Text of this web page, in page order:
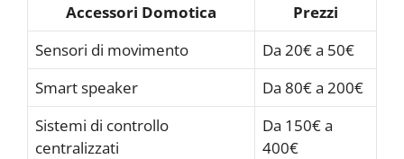
Accessori Domotica
Prezzi
Sensori di movimento
Da 20€ a 50€
Smart speaker
Da 80€ a 200€
Sistemi di controllo
centralizzati
Da 150€ a
400€